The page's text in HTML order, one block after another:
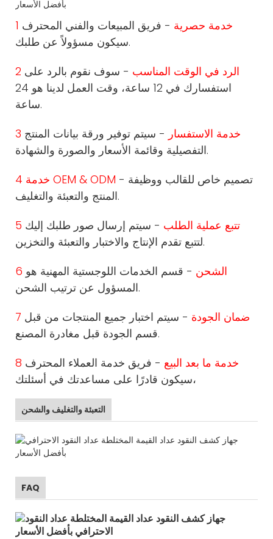
1 خدمة حصرية - فريق المبيعات والفني المحترف
سيكون مسؤولاً عن طلبك.
2 الرد في الوقت المناسب - سوف نقوم بالرد على
استفسارك في 12 ساعة، وقت العمل لدينا هو 24
ساعة.
3 خدمة الاستفسار - سيتم توفير ورقة بيانات المنتج
التفصيلية وقائمة الأسعار والصورة والشهادة.
4 خدمة OEM & ODM - تصميم خاص للقالب ووظيفة
المنتج والتعبئة والتغليف.
5 تتبع عملية الطلب - سيتم إرسال صور طلبك إليك
لتتبع تقدم الإنتاج والاختبار والتعبئة والتخزين.
6 الشحن - قسم الخدمات اللوجستية المهنية هو
المسؤول عن ترتيب الشحن.
7 ضمان الجودة - سيتم اختبار جميع المنتجات من قبل
قسم الجودة قبل مغادرة المصنع.
8 خدمة ما بعد البيع - فريق خدمة العملاء المحترف
سيكون قادرًا على مساعدتك في أسئلتك،
التعبئة والتغليف والشحن
FAQ